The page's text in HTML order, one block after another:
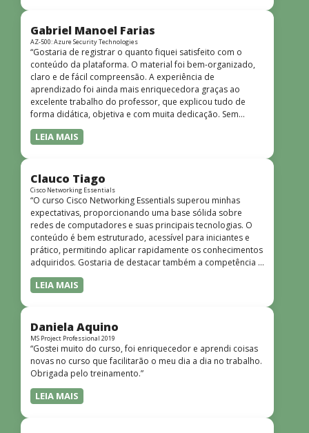
quem não tem uma bagagem técnica muito avançada.”
Gabriel Manoel Farias
AZ-500: Azure Security Technologies
“Gostaria de registrar o quanto fiquei satisfeito com o
conteúdo da plataforma. O material foi bem-organizado,
claro e de fácil compreensão. A experiência de
aprendizado foi ainda mais enriquecedora graças ao
excelente trabalho do professor, que explicou tudo de
forma didática, objetiva e com muita dedicação. Sem
dúvida, foi uma jornada de muito aprendizado!”
LEIA MAIS
Clauco Tiago
Cisco Networking Essentials
“O curso Cisco Networking Essentials superou minhas
expectativas, proporcionando uma base sólida sobre
redes de computadores e suas principais tecnologias. O
conteúdo é bem estruturado, acessível para iniciantes e
prático, permitindo aplicar rapidamente os conhecimentos
adquiridos. Gostaria de destacar também a competência e
o conhecimento técnico do instrutor Peterson, que
demonstrou total domínio do assunto e soube explicar
dinâmicas e envolventes. Recomendo o curso para todos
que desejam iniciar ou aprofundar seus conhecimentos em
redes!”
LEIA MAIS
Daniela Aquino
MS Project Professional 2019
“Gostei muito do curso, foi enriquecedor e aprendi coisas
novas no curso que facilitarão o meu dia a dia no trabalho.
Obrigada pelo treinamento.”
LEIA MAIS